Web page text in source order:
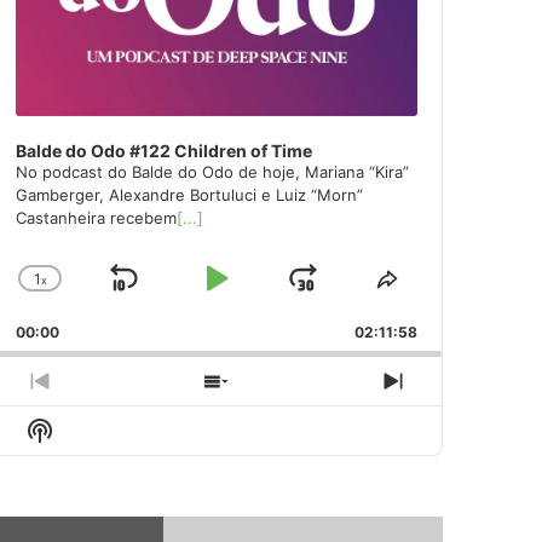
Balde do Odo #122 Children of Time
No podcast do Balde do Odo de hoje, Mariana “Kira”
Gamberger, Alexandre Bortuluci e Luiz “Morn”
Castanheira recebem[...]
Change
Rate
1x
Skip
Play
Jump
Forward
Share
Episode
00:00 02:11:58
Previous
Episode
Show
Episodes
Next
Episode
Show
Podcast